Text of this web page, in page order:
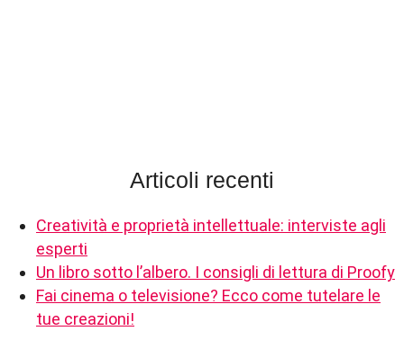
Articoli recenti
Creatività e proprietà intellettuale: interviste agli
esperti
Un libro sotto l’albero. I consigli di lettura di Proofy
Fai cinema o televisione? Ecco come tutelare le
tue creazioni!